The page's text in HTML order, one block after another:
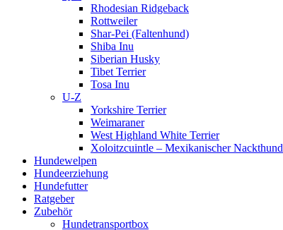
Rhodesian Ridgeback
Rottweiler
Shar-Pei (Faltenhund)
Shiba Inu
Siberian Husky
Tibet Terrier
Tosa Inu
U-Z
Yorkshire Terrier
Weimaraner
West Highland White Terrier
Xoloitzcuintle – Mexikanischer Nackthund
Hundewelpen
Hundeerziehung
Hundefutter
Ratgeber
Zubehör
Hundetransportbox